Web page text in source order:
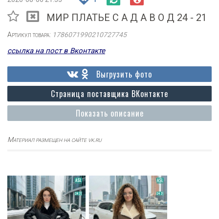
МИР ПЛАТЬЕ С А Д А В О Д 24 - 21
Артикул товара: 1786071990210727745
ссылка на пост в Вконтакте
Показать описание
Страница поставщика ВКонтакте
Выгрузить фото
Материал размещен на сайте vk.ru